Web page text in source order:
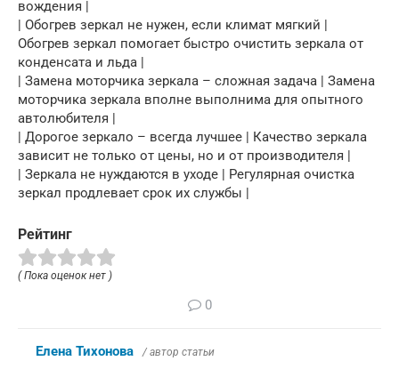
вождения |
| Обогрев зеркал не нужен, если климат мягкий |
Обогрев зеркал помогает быстро очистить зеркала от
конденсата и льда |
| Замена моторчика зеркала – сложная задача | Замена
моторчика зеркала вполне выполнима для опытного
автолюбителя |
| Дорогое зеркало – всегда лучшее | Качество зеркала
зависит не только от цены, но и от производителя |
| Зеркала не нуждаются в уходе | Регулярная очистка
зеркал продлевает срок их службы |
Рейтинг
( Пока оценок нет )
0
Елена Тихонова / автор статьи